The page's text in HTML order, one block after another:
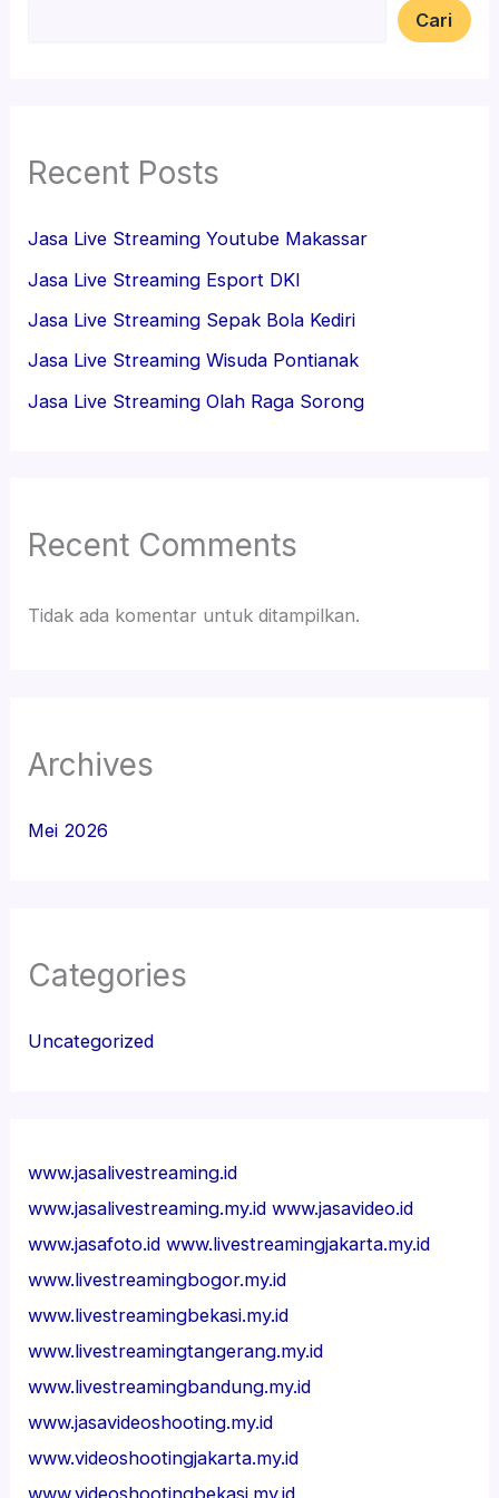
Cari
Recent Posts
Jasa Live Streaming Youtube Makassar
Jasa Live Streaming Esport DKI
Jasa Live Streaming Sepak Bola Kediri
Jasa Live Streaming Wisuda Pontianak
Jasa Live Streaming Olah Raga Sorong
Recent Comments
Tidak ada komentar untuk ditampilkan.
Archives
Mei 2026
Categories
Uncategorized
www.jasalivestreaming.id
www.jasalivestreaming.my.id www.jasavideo.id
www.jasafoto.id www.livestreamingjakarta.my.id
www.livestreamingbogor.my.id
www.livestreamingbekasi.my.id
www.livestreamingtangerang.my.id
www.livestreamingbandung.my.id
www.jasavideoshooting.my.id
www.videoshootingjakarta.my.id